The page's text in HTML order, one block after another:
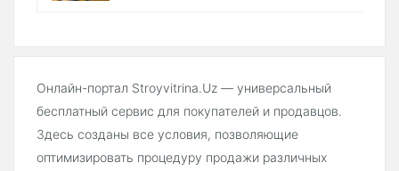
Онлайн-портал Stroyvitrina.Uz — универсальный
бесплатный сервис для покупателей и продавцов.
Здесь созданы все условия, позволяющие
оптимизировать процедуру продажи различных